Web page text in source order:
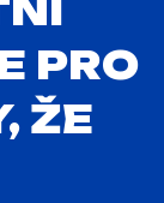
PRO
ŽE